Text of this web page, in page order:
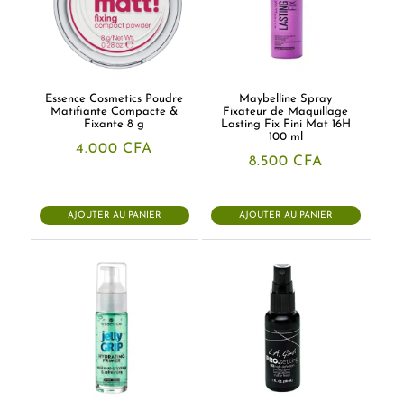
Essence Cosmetics Poudre
Matifiante Compacte &
Fixante 8 g
4.000 CFA
AJOUTER AU PANIER
Maybelline Spray
Fixateur de Maquillage
Lasting Fix Fini Mat 16H
100 ml
8.500 CFA
AJOUTER AU PANIER